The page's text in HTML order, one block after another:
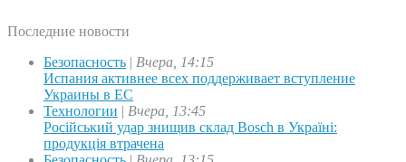
Последние новости
Безопасность | Вчера, 14:15
Испания активнее всех поддерживает вступление
Украины в ЕС
Технологии | Вчера, 13:45
Російський удар знищив склад Bosch в Україні:
продукція втрачена